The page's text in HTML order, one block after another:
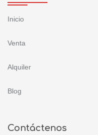
Inicio
Venta
Alquiler
Blog
Contáctenos